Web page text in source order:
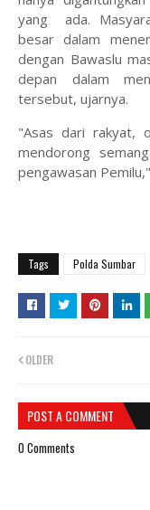
yang ada.
besar dalam
dengan Bawaslu
depan dalam
tersebut, ujarnya.
"Asas dari rakyat,
mendorong
pengawasan
Tags Polda Sumbar
OLDER
POST A COMMENT
0 Comments